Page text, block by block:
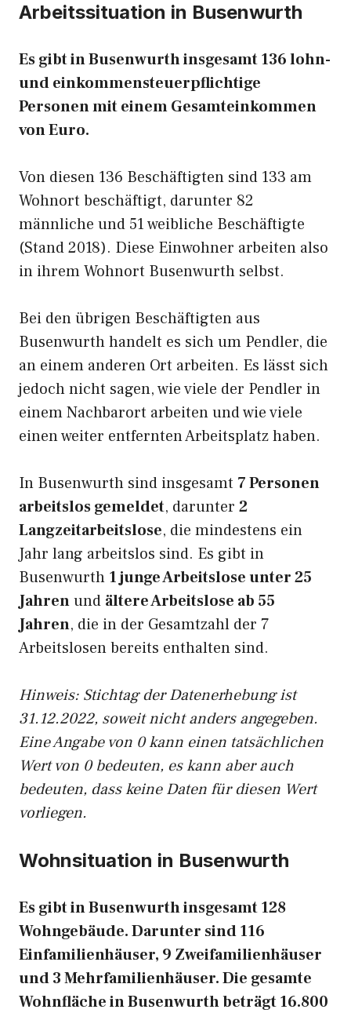
Arbeitssituation in Busenwurth
Es gibt in Busenwurth insgesamt 136 lohn-
und einkommensteuerpflichtige
Personen mit einem Gesamteinkommen
von Euro.
Von diesen 136 Beschäftigten sind 133 am
Wohnort beschäftigt, darunter 82
männliche und 51 weibliche Beschäftigte
(Stand 2018). Diese Einwohner arbeiten also
in ihrem Wohnort Busenwurth selbst.
Bei den übrigen Beschäftigten aus
Busenwurth handelt es sich um Pendler, die
an einem anderen Ort arbeiten. Es lässt sich
jedoch nicht sagen, wie viele der Pendler in
einem Nachbarort arbeiten und wie viele
einen weiter entfernten Arbeitsplatz haben.
In Busenwurth sind insgesamt 7 Personen
arbeitslos gemeldet, darunter 2
Langzeitarbeitslose, die mindestens ein
Jahr lang arbeitslos sind. Es gibt in
Busenwurth 1 junge Arbeitslose unter 25
Jahrenund ältere Arbeitslose ab 55
Jahren, die in der Gesamtzahl der 7
Arbeitslosen bereits enthalten sind.
Hinweis: Stichtag der Datenerhebung ist
31.12.2022, soweit nicht anders angegeben.
Eine Angabe von 0 kann einen tatsächlichen
Wert von 0 bedeuten, es kann aber auch
bedeuten, dass keine Daten für diesen Wert
vorliegen.
Wohnsituation in Busenwurth
Es gibt in Busenwurth insgesamt 128
Wohngebäude. Darunter sind 116
Einfamilienhäuser, 9 Zweifamilienhäuser
und 3 Mehrfamilienhäuser. Die gesamte
Wohnfläche in Busenwurth beträgt 16.800